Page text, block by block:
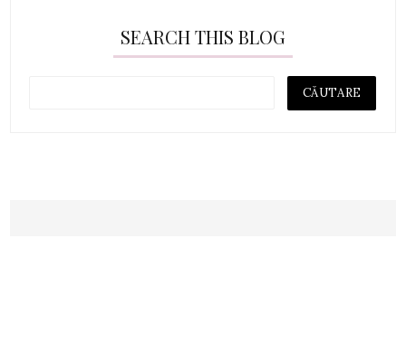
SEARCH THIS BLOG